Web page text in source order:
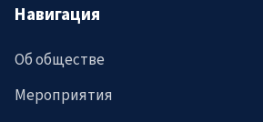
Навигация
Об обществе
Мероприятия